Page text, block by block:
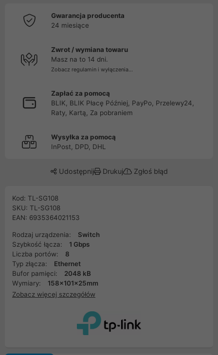
Gwarancja producenta
24 miesiące
Zwrot / wymiana towaru
Masz na to 14 dni.
Zobacz regulamin i wyłączenia...
Zapłać za pomocą
BLIK, BLIK Płacę Później, PayPo, Przelewy24,
Raty, Kartą, Za pobraniem
Wysyłka za pomocą
InPost, DPD, DHL
Udostępnij Drukuj Zgłoś błąd
Kod: TL-SG108
SKU: TL-SG108
EAN: 6935364021153
Rodzaj urządzenia:
Switch
Szybkość łącza:
1 Gbps
Liczba portów:
8
Typ złącza:
Ethernet
Bufor pamięci:
2048 kB
Wymiary:
158x101x25mm
Zobacz więcej szczegółów